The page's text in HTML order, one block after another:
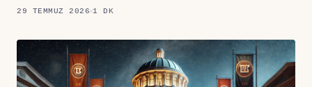
29 TEMMUZ 2026 1 DK